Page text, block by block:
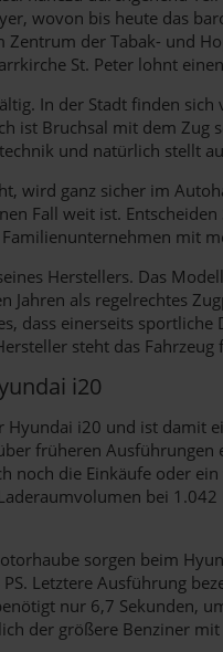
wovon bis heute das
der Tabak- und
St. Peter lohnt
In der Stadt finden
ist Bruchsal mit dem Zug
und natürlich stellt
wird ganz sicher im
Fall weit ist.
mit
Herstellers. Das
Jahren als regelrechtes
dass einerseits
steht das Fahrzeug
i20
Hyundai i20 und ist damit
früheren
noch die Einkäufe oder
bei
sorgen beim
Letztere Ausführung
nur 6,7 Sekunden,
der größere Benziner